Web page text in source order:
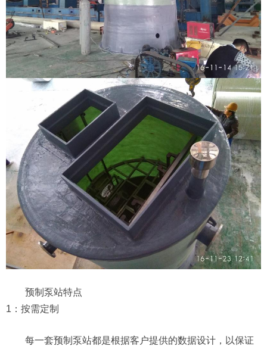
预制泵站特点
1：按需定制
每一套预制泵站都是​‌‌根据客户提供的数据设计，以保证